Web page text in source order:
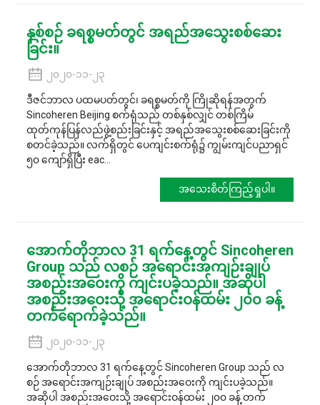
နှစ်စဉ် ခရစ္စမတ်တွင် အရည်အသွေးစစ်ဆေး
ခြင်း။
၂၀၂၀-၁၁-၂၃
ဒီဇင်ဘာလ ပထမပတ်တွင်၊ ခရစ္စမတ်ကို ကြိုဆိုရန်အတွက်
Sincoheren Beijing စက်ရုံသည် တစ်နှစ်လျှင် တစ်ကြိမ်
ထုတ်ကုန်ပြန်လည်ဖွဲ့စည်းခြင်းနှင့် အရည်အသွေးစစ်ဆေးခြင်းကို
စတင်ခဲ့သည်။ လက်ရှိတွင် ပေကျင်းစက်ရုံ၌ ကျွမ်းကျင်ပညာရှင်
၅၀ ကျော်ရှိပြီး eac...
အသေးစိတ်ကြည့်ရှုပါ။
အောက်တိုဘာလ 31 ရက်နေ့တွင် Sincoheren
Group သည် လစဉ် အရောင်းအကျဉ်းချုပ်
အစည်းအဝေးကို ကျင်းပခဲ့သည်။ အဆိုပါ
အစည်းအဝေးသို့ အရောင်းဝန်ထမ်း ၂၀၀ ခန့်
တက်ရောက်ခဲ့သည်။
၂၀၂၀-၁၁-၂၃
အောက်တိုဘာလ 31 ရက်နေ့တွင် Sincoheren Group သည် လ
စဉ် အရောင်းအကျဉ်းချုပ် အစည်းအဝေးကို ကျင်းပခဲ့သည်။
အဆိုပါ အစည်းအဝေးသို့ အရောင်းဝန်ထမ်း ၂၀၀ ခန့် တက်